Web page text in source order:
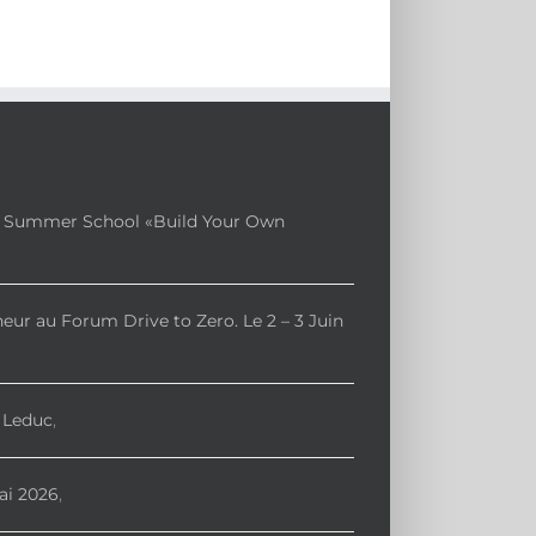
Summer School «Build Your Own
au Forum Drive to Zero. Le 2 – 3 Juin
,
2026,